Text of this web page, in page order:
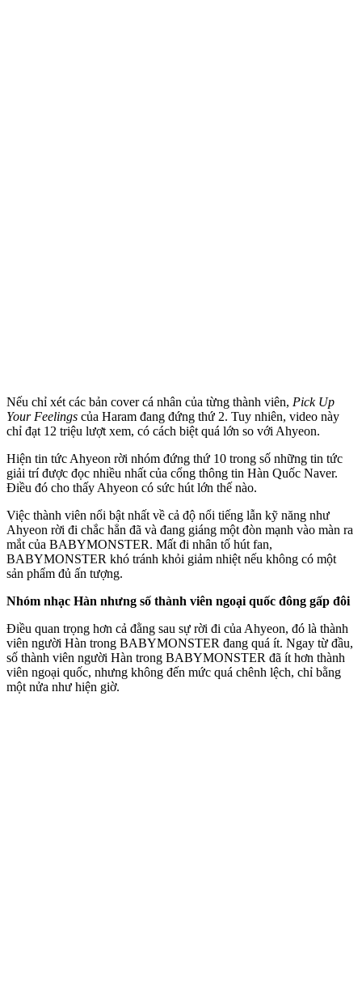
Nếu chỉ xét các bản cover cá nhân của từng thành viên, Pick Up
Your Feelings của Haram đang đứng thứ 2. Tuy nhiên, video này
chỉ đạt 12 triệu lượt xem, có cách biệt quá lớn so với Ahyeon.
Hiện tin tức Ahyeon rời nhóm đứng thứ 10 trong số những tin tức
giải trí được đọc nhiều nhất của cổng thông tin Hàn Quốc Naver.
Điều đó cho thấy Ahyeon có sức hút lớn thế nào.
Việc thành viên nổi bật nhất về cả độ nổi tiếng lẫn kỹ năng như
Ahyeon rời đi chắc hẳn đã và đang giáng một đòn mạnh vào màn ra
mắt của BABYMONSTER. Mất đi nhân tố hút fan,
BABYMONSTER khó tránh khỏi giảm nhiệt nếu không có một
sản phẩm đủ ấn tượng.
Nhóm nhạc Hàn nhưng số thành viên ngoại quốc đông gấp đôi
Điều quan trọng hơn cả đằng sau sự rời đi của Ahyeon, đó là thành
viên người Hàn trong BABYMONSTER đang quá ít. Ngay từ đầu,
số thành viên người Hàn trong BABYMONSTER đã ít hơn thành
viên ngoại quốc, nhưng không đến mức quá chênh lệch, chỉ bằng
một nửa như hiện giờ.